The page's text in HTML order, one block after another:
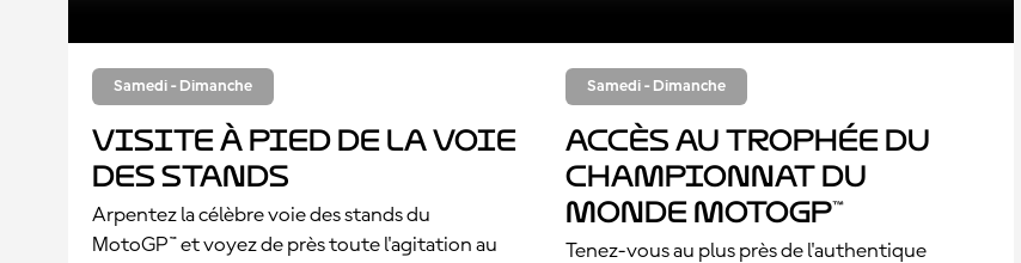
Samedi - Dimanche
Visite à pied de la voie
des stands
Arpentez la célèbre voie des stands du
MotoGP™ et voyez de près toute l'agitation au
Samedi - Dimanche
Accès au trophée du
championnat du
monde MotoGP™
Tenez-vous au plus près de l'authentique